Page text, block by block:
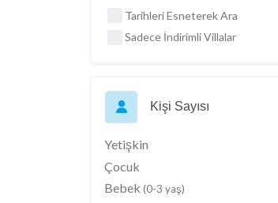
Tarihleri Esneterek Ara
Sadece İndirimli Villalar
Kişi Sayısı
Yetişkin
Çocuk
Bebek (0-3 yaş)